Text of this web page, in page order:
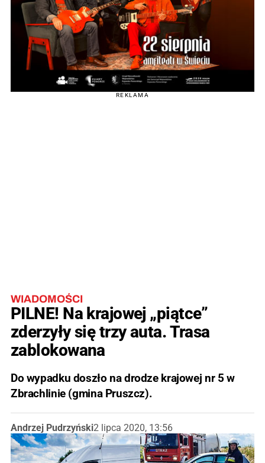
REKLAMA
WIADOMOŚCI
PILNE! Na krajowej „piątce”
zderzyły się trzy auta. Trasa
zablokowana
Do wypadku doszło na drodze krajowej nr 5 w
Zbrachlinie (gmina Pruszcz).
Andrzej Pudrzyński2 lipca 2020, 13:56